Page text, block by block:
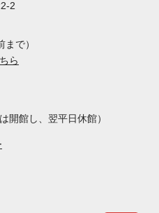
2
で）
ら
開館し、翌平日休館）